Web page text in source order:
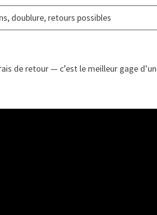
doublure, retours possibles
de retour — c’est le meilleur gage d’un